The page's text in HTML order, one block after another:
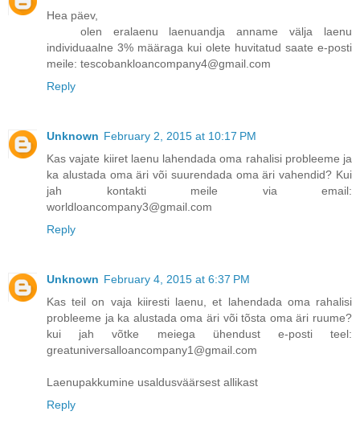
Hea päev,
olen eralaenu laenuandja anname välja laenu
individuaalne 3% määraga kui olete huvitatud saate e-posti
meile: tescobankloancompany4@gmail.com
Reply
Unknown February 2, 2015 at 10:17 PM
Kas vajate kiiret laenu lahendada oma rahalisi probleeme ja
ka alustada oma äri või suurendada oma äri vahendid? Kui
jah kontakti meile via email:
worldloancompany3@gmail.com
Reply
Unknown February 4, 2015 at 6:37 PM
Kas teil on vaja kiiresti laenu, et lahendada oma rahalisi
probleeme ja ka alustada oma äri või tõsta oma äri ruume?
kui jah võtke meiega ühendust e-posti teel:
greatuniversalloancompany1@gmail.com
Laenupakkumine usaldusväärsest allikast
Reply